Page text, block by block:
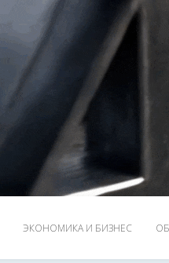
ЭКОНОМИКА И БИЗНЕС